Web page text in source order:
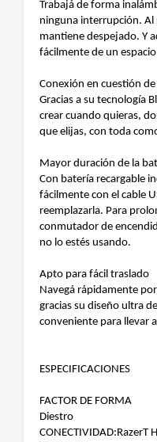
Trabajá de forma
ninguna interrupción. Al
mantiene despejado. Y
fácilmente de un
Conexión en cuestión
Gracias a su tecnología
crear cuando quieras,
que elijas, con toda
Mayor duración de la
Con batería recargable
fácilmente con el cable
reemplazarla. Para
conmutador de
no lo estés usando.
Apto para fácil traslado
Navegá rápidamente
gracias su diseño ultra
conveniente para llevar
ESPECIFICACIONES
FACTOR DE FORMA
Diestro
CONECTIVIDAD:RazerT